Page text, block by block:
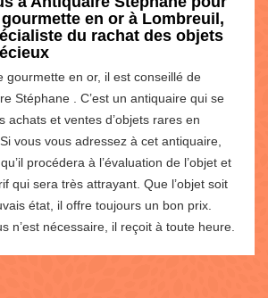
en or à Lombreuil,
du rachat des objets
gourmette en or, il est conseillé de
Stéphane . C’est un antiquaire qui se
achats et ventes d’objets rares en
vous vous adressez à cet antiquaire,
procédera à l’évaluation de l’objet et
qui sera très attrayant. Que l’objet soit
état, il offre toujours un bon prix.
n’est nécessaire, il reçoit à toute heure.